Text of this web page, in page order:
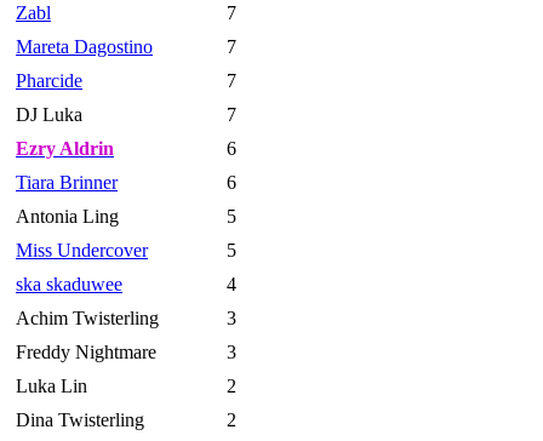
Zabl
7
Mareta Dagostino
7
Pharcide
7
DJ Luka
7
Ezry Aldrin
6
Tiara Brinner
6
Antonia Ling
5
Miss Undercover
5
ska skaduwee
4
Achim Twisterling
3
Freddy Nightmare
3
Luka Lin
2
Dina Twisterling
2